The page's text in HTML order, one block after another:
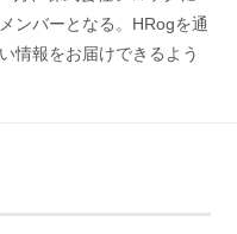
ンバーとなる。HRogを通
情報をお届けできるよう